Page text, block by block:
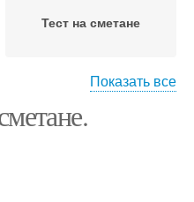
Тест на сметане
Наполеон со сметаной
Показать все